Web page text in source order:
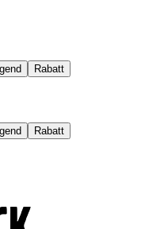
Rabatt
Rabatt